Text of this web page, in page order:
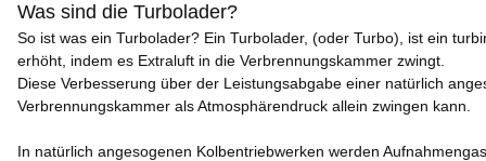
Was sind die Turbolader?
So ist was ein Turbolader? Ein Turbolader, (oder Turbo), ist ein
erhöht, indem es Extraluft in die Verbrennungskammer zwingt.
Diese Verbesserung über der Leistungsabgabe einer natürlich
Verbrennungskammer als Atmosphärendruck allein zwingen kann.
In natürlich angesogenen Kolbentriebwerken werden